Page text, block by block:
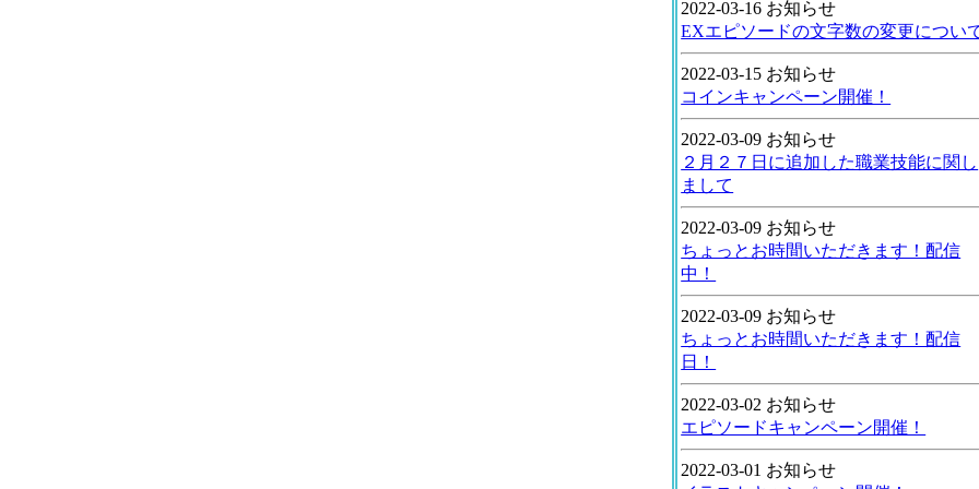
2022-03-16 お知らせ
EXエピソードの文字数の変更につい
2022-03-15 お知らせ
コインキャンペーン開催！
2022-03-09 お知らせ
２月２７日に追加した職業技能に関し
まして
2022-03-09 お知らせ
ちょっとお時間いただきます！配信
中！
2022-03-09 お知らせ
ちょっとお時間いただきます！配信
日！
2022-03-02 お知らせ
エピソードキャンペーン開催！
2022-03-01 お知らせ